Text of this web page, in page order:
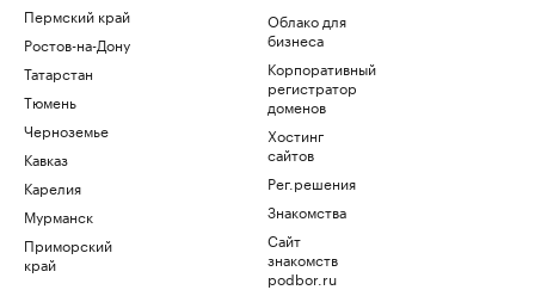
Пермский край
Ростов-на-Дону
Татарстан
Тюмень
Черноземье
Кавказ
Карелия
Мурманск
Приморский
край
Облако для
бизнеса
Корпоративный
регистратор
доменов
Хостинг
сайтов
Рег.решения
Знакомства
Сайт
знакомств
podbor.ru